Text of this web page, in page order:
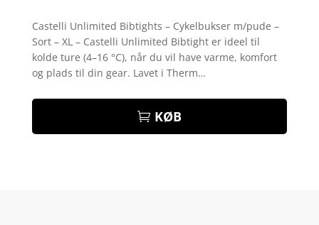
ud af 5
baseret
på
kundebedø
mmelser
Castelli Unlimited Bibtights – Cykelbukser m/pude –
Sort – XL – Castelli Unlimited Bibtight er ideel til
kolde ture (4–16 °C), når du vil have varme, komfort
og plads til din gear. Lavet i Therm…
KØB